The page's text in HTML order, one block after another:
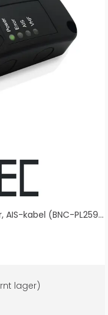
monteringsskruer, monteringsmal og bruksanvisning
lager)